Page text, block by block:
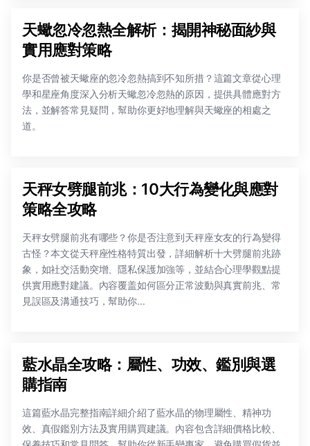
天蠍忽冷忽熱全解析：揭開神秘面紗與
實用應對策略
你是否曾被天蠍座的忽冷忽熱搞到不知所措？這篇文章從心理
學和星座角度深入分析天蠍忽冷忽熱的原因，提供具體應對方
法，並解答常見疑問，幫助你更好地理解與天蠍座的相處之
道。
天秤女劈腿前兆：10大行為變化與應對
策略全攻略
天秤女劈腿前兆有哪些？你是否注意到天秤座女友的行為變得
古怪？本文從天秤座性格特質出發，詳細解析十大劈腿前兆跡
象，如社交活動突增、隱私保護加強等，並結合心理學觀點提
供實用應對建議。內容覆盖如何區分正常波動與真實前兆、常
見誤區及溝通技巧，幫助你...
藍水晶全攻略：屬性、功效、鑑別與選
購指南
這篇藍水晶完整指南詳細介紹了藍水晶的物理屬性、精神功
效、真假鑑別方法及實用購買建議。內容包含詳細價格比較、